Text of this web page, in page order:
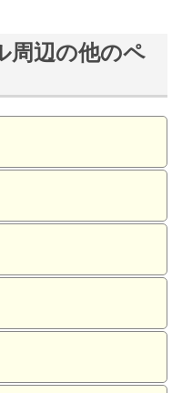
周辺の他のペ